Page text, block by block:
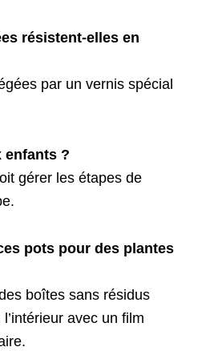
résistent-elles en
par un vernis spécial
enfants ?
gérer les étapes de
pots pour des plantes
boîtes sans résidus
avec un film